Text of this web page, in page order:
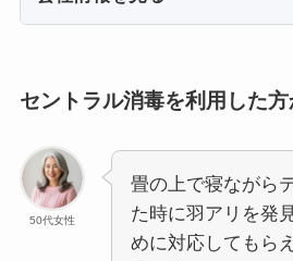
セントラル消毒を利用した方
50代女性
畳の上で寝ながら
た時に羽アリを発
めに対応してもら